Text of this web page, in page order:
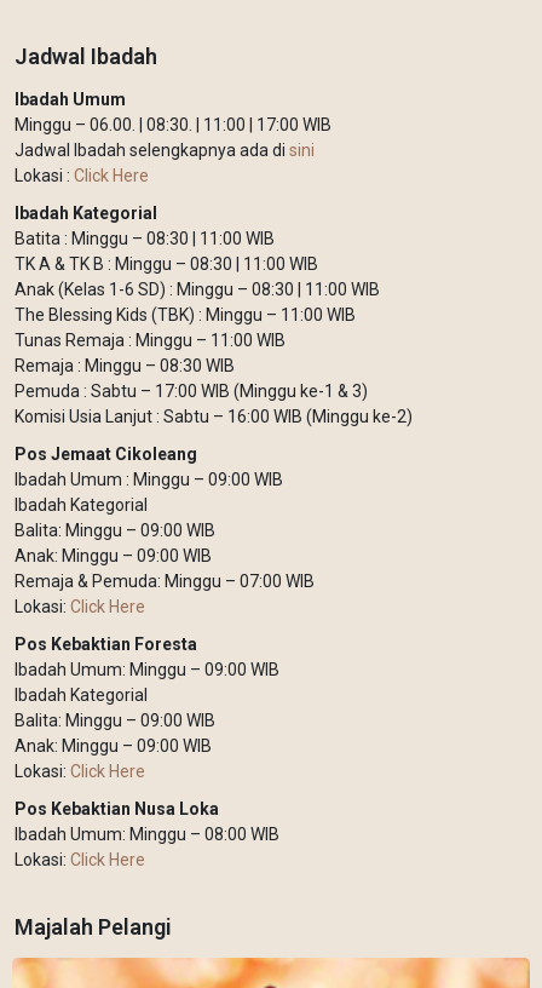
Jadwal Ibadah
Ibadah Umum
Minggu – 06.00. | 08:30. | 11:00 | 17:00 WIB
Jadwal Ibadah selengkapnya ada di sini
Lokasi : Click Here
Ibadah Kategorial
Batita : Minggu – 08:30 | 11:00 WIB
TK A & TK B : Minggu – 08:30 | 11:00 WIB
Anak (Kelas 1-6 SD) : Minggu – 08:30 | 11:00 WIB
The Blessing Kids (TBK) : Minggu – 11:00 WIB
Tunas Remaja : Minggu – 11:00 WIB
Remaja : Minggu – 08:30 WIB
Pemuda : Sabtu – 17:00 WIB (Minggu ke-1 & 3)
Komisi Usia Lanjut : Sabtu – 16:00 WIB (Minggu ke-2)
Pos Jemaat Cikoleang
Ibadah Umum : Minggu – 09:00 WIB
Ibadah Kategorial
Balita: Minggu – 09:00 WIB
Anak: Minggu – 09:00 WIB
Remaja & Pemuda: Minggu – 07:00 WIB
Lokasi: Click Here
Pos Kebaktian Foresta
Ibadah Umum: Minggu – 09:00 WIB
Ibadah Kategorial
Balita: Minggu – 09:00 WIB
Anak: Minggu – 09:00 WIB
Lokasi: Click Here
Pos Kebaktian Nusa Loka
Ibadah Umum: Minggu – 08:00 WIB
Lokasi: Click Here
Majalah Pelangi